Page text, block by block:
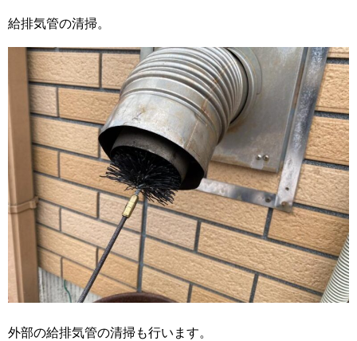
給排気管の清掃。
外部の給排気管の清掃も行います。